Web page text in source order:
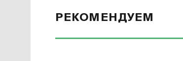
РЕКОМЕНДУЕМ